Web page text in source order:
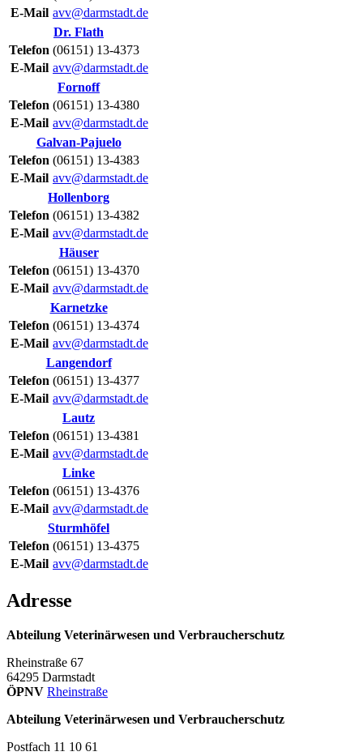
E-Mail avv@darmstadt.de
Dr. Flath
Telefon (06151) 13-4373
E-Mail avv@darmstadt.de
Fornoff
Telefon (06151) 13-4380
E-Mail avv@darmstadt.de
Galvan-Pajuelo
Telefon (06151) 13-4383
E-Mail avv@darmstadt.de
Hollenborg
Telefon (06151) 13-4382
E-Mail avv@darmstadt.de
Häuser
Telefon (06151) 13-4370
E-Mail avv@darmstadt.de
Karnetzke
Telefon (06151) 13-4374
E-Mail avv@darmstadt.de
Langendorf
Telefon (06151) 13-4377
E-Mail avv@darmstadt.de
Lautz
Telefon (06151) 13-4381
E-Mail avv@darmstadt.de
Linke
Telefon (06151) 13-4376
E-Mail avv@darmstadt.de
Sturmhöfel
Telefon (06151) 13-4375
E-Mail avv@darmstadt.de
Adresse
Abteilung Veterinärwesen und Verbraucherschutz
Rheinstraße 67
64295 Darmstadt
ÖPNV Rheinstraße
Abteilung Veterinärwesen und Verbraucherschutz
Postfach 11 10 61